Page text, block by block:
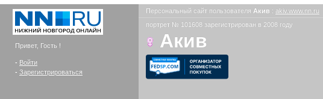
Привет, Гость !
- Войти
- Зарегистрироваться
Персональный сайт пользователя Акив : akiv.www.nn.ru
портрет № 101608 зарегистрирован в 2008 году
Акив